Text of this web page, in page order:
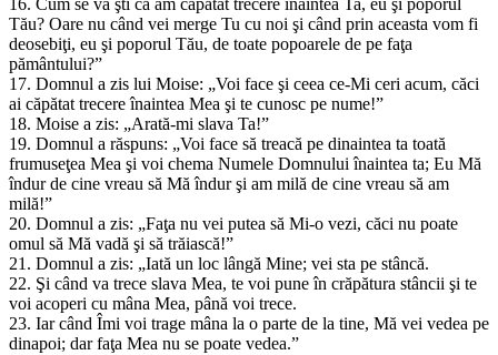
16. Cum se va şti că am căpătat trecere înaintea Ta, eu şi poporul
Tău? Oare nu când vei merge Tu cu noi şi când prin aceasta vom fi
deosebiţi, eu şi poporul Tău, de toate popoarele de pe faţa
pământului?”
17. Domnul a zis lui Moise: „Voi face şi ceea ce-Mi ceri acum, căci
ai căpătat trecere înaintea Mea şi te cunosc pe nume!”
18. Moise a zis: „Arată-mi slava Ta!”
19. Domnul a răspuns: „Voi face să treacă pe dinaintea ta toată
frumuseţea Mea şi voi chema Numele Domnului înaintea ta; Eu Mă
îndur de cine vreau să Mă îndur şi am milă de cine vreau să am
milă!”
20. Domnul a zis: „Faţa nu vei putea să Mi-o vezi, căci nu poate
omul să Mă vadă şi să trăiască!”
21. Domnul a zis: „Iată un loc lângă Mine; vei sta pe stâncă.
22. Şi când va trece slava Mea, te voi pune în crăpătura stâncii şi te
voi acoperi cu mâna Mea, până voi trece.
23. Iar când Îmi voi trage mâna la o parte de la tine, Mă vei vedea pe
dinapoi; dar faţa Mea nu se poate vedea.”